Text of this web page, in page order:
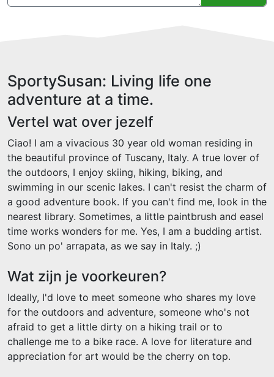
SportySusan: Living life one
adventure at a time.
Vertel wat over jezelf
Ciao! I am a vivacious 30 year old woman residing in
the beautiful province of Tuscany, Italy. A true lover of
the outdoors, I enjoy skiing, hiking, biking, and
swimming in our scenic lakes. I can't resist the charm of
a good adventure book. If you can't find me, look in the
nearest library. Sometimes, a little paintbrush and easel
time works wonders for me. Yes, I am a budding artist.
Sono un po' arrapata, as we say in Italy. ;)
Wat zijn je voorkeuren?
Ideally, I'd love to meet someone who shares my love
for the outdoors and adventure, someone who's not
afraid to get a little dirty on a hiking trail or to
challenge me to a bike race. A love for literature and
appreciation for art would be the cherry on top.